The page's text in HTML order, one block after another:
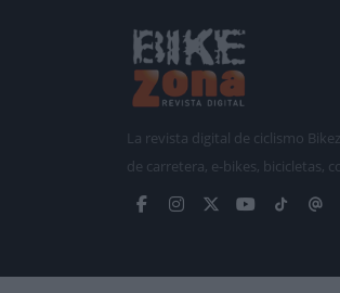
La revista digital de ciclismo
de carretera, e-bikes, bicicletas,